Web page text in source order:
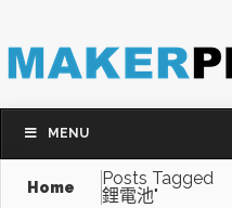
MENU
Home
Posts Tagged
鋰電池"